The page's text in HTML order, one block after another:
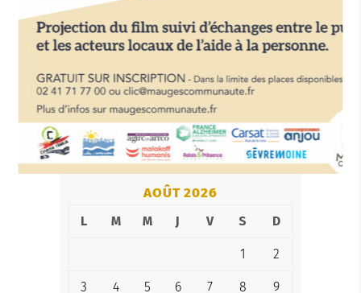
AOÛT 2026
L M M J V S D
1 2
3 4 5 6 7 8 9